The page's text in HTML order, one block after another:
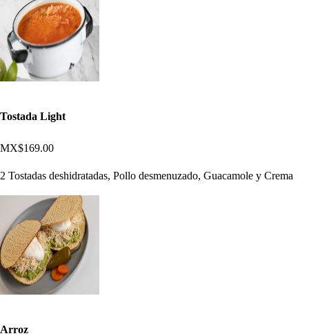
Tostada Light
MX$169.00
2 Tostadas deshidratadas, Pollo desmenuzado, Guacamole y Crema
Arroz